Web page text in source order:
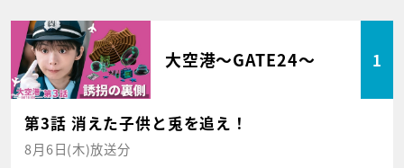
大空港～GATE24～ 1
第3話 消えた子供と兎を追え！
8月6日(木)放送分